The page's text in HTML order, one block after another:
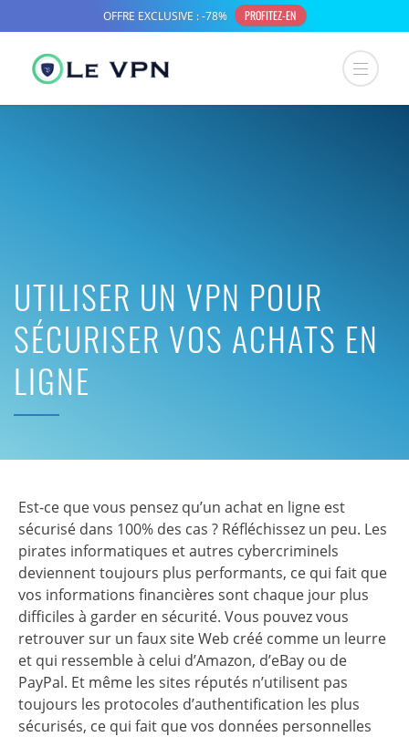
UTILISER UN VPN POUR
SÉCURISER VOS ACHATS EN
LIGNE
Est-ce que vous pensez qu’un achat en ligne est
sécurisé dans 100% des cas ? Réfléchissez un peu. Les
pirates informatiques et autres cybercriminels
deviennent toujours plus performants, ce qui fait que
vos informations financières sont chaque jour plus
difficiles à garder en sécurité. Vous pouvez vous
retrouver sur un faux site Web créé comme un leurre
et qui ressemble à celui d’Amazon, d’eBay ou de
PayPal. Et même les sites réputés n’utilisent pas
toujours les protocoles d’authentification les plus
sécurisés, ce qui fait que vos données personnelles